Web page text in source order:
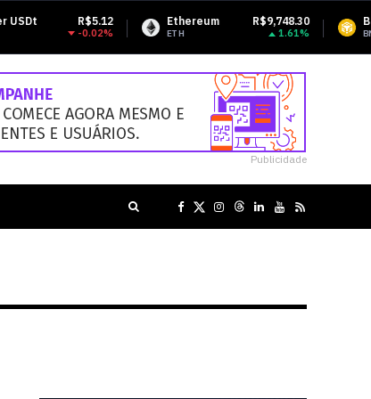
Ethereum R$9,748.30
1.61%
BNB
-
Publicidade